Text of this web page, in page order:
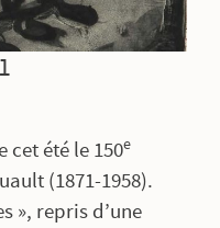
cet été le 150e
(1871-1958).
», repris d’une